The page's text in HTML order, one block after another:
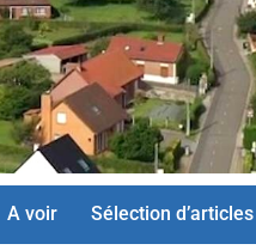
A voir Sélection d’articles